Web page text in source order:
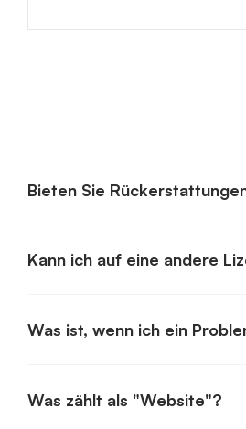
Bieten Sie
Kann ich auf eine andere
Was ist, wenn ich ein
Was zählt als "Website"?